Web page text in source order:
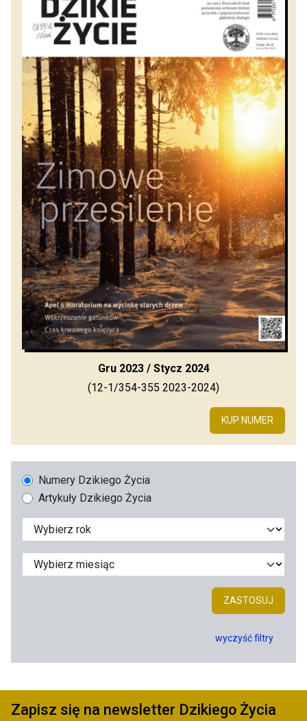
Gru 2023 / Stycz 2024
(12-1/354-355 2023-2024)
KUP NUMER
Numery Dzikiego Życia
Artykuły Dzikiego Życia
ZASTOSUJ
wyczyść filtry
Zapisz się na newsletter Dzikiego Życia